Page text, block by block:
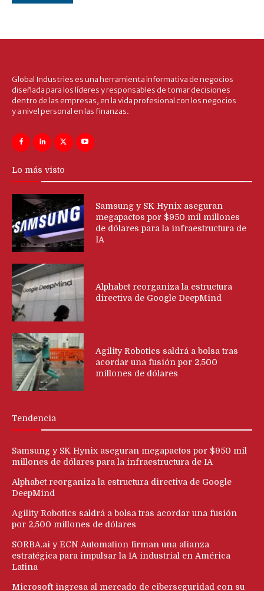
Global Industries es una herramienta informativa de negocios
diseñada para los líderes y responsables de tomar decisiones
dentro de las empresas, en la vida profesional con los negocios
y a nivel personal en las finanzas.
Lo más visto
Samsung y SK Hynix aseguran
megapactos por $950 mil millones
de dólares para la infraestructura de
IA
Alphabet reorganiza la estructura
directiva de Google DeepMind
Agility Robotics saldrá a bolsa tras
acordar una fusión por 2,500
millones de dólares
Tendencia
Samsung y SK Hynix aseguran megapactos por $950 mil
millones de dólares para la infraestructura de IA
Alphabet reorganiza la estructura directiva de Google
DeepMind
Agility Robotics saldrá a bolsa tras acordar una fusión
por 2,500 millones de dólares
SORBA.ai y ECN Automation firman una alianza
estratégica para impulsar la IA industrial en América
Latina
Microsoft ingresa al mercado de ciberseguridad con su